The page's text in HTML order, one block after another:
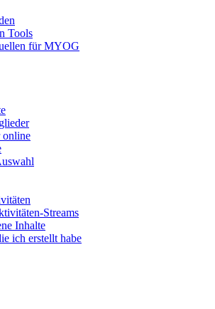
Tools
für MYOG
online
Streams
Inhalte
ich erstellt habe